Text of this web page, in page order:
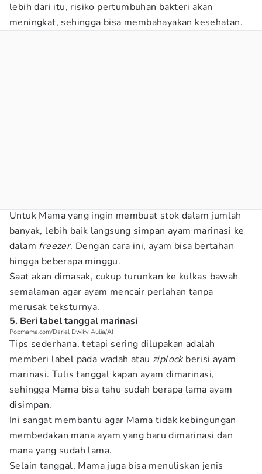
lebih dari itu, risiko pertumbuhan bakteri akan
meningkat, sehingga bisa membahayakan kesehatan.
Untuk Mama yang ingin membuat stok dalam jumlah
banyak, lebih baik langsung simpan ayam marinasi ke
dalam freezer. Dengan cara ini, ayam bisa bertahan
hingga beberapa minggu.
Saat akan dimasak, cukup turunkan ke kulkas bawah
semalaman agar ayam mencair perlahan tanpa
merusak teksturnya.
5. Beri label tanggal marinasi
Popmama.com/Dariel Dwiky Aulia/AI
Tips sederhana, tetapi sering dilupakan adalah
memberi label pada wadah atau ziplockberisi ayam
marinasi. Tulis tanggal kapan ayam dimarinasi,
sehingga Mama bisa tahu sudah berapa lama ayam
disimpan.
Ini sangat membantu agar Mama tidak kebingungan
membedakan mana ayam yang baru dimarinasi dan
mana yang sudah lama.
Selain tanggal, Mama juga bisa menuliskan jenis